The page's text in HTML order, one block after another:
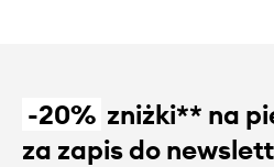
-20% zniżki** na
za zapis do